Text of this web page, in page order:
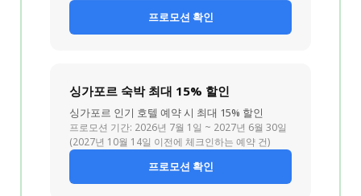
프로모션 확인
싱가포르 숙박 최대 15% 할인
싱가포르 인기 호텔 예약 시 최대 15% 할인
프로모션 기간: 2026년 7월 1일 ~ 2027년 6월 30일
(2027년 10월 14일 이전에 체크인하는 예약 건)
프로모션 확인